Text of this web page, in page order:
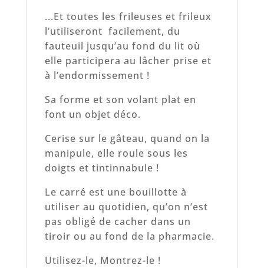
...Et toutes les frileuses et frileux
l’utiliseront facilement, du
fauteuil jusqu’au fond du lit où
elle participera au lâcher prise et
à l’endormissement !
Sa forme et son volant plat en
font un objet déco.
Cerise sur le gâteau, quand on la
manipule, elle roule sous les
doigts et tintinnabule !
Le carré est une bouillotte à
utiliser au quotidien, qu’on n’est
pas obligé de cacher dans un
tiroir ou au fond de la pharmacie.
Utilisez-le, Montrez-le !